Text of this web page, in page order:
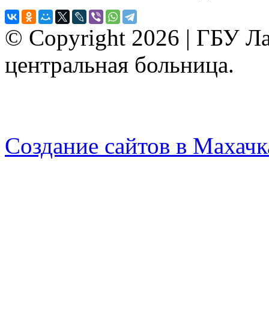
© Copyright 2026 | ГБУ
центральная больница.
Создание сайтов в